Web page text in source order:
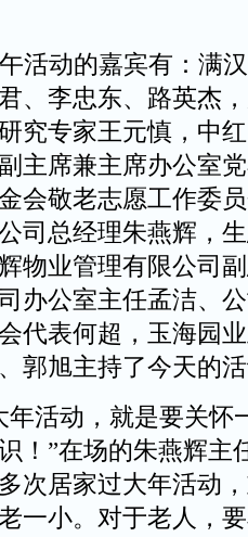
活动的嘉宾有：满
、李忠东、路英杰
究专家王元慎，中
主席兼主席办公室
会敬老志愿工作委
司总经理朱燕辉，
物业管理有限公司
办公室主任孟洁、
代表何超，玉海园
郭旭主持了今天的
活动，就是要关怀
！”在场的朱燕辉主
次居家过大年活动
一小。对于老人，